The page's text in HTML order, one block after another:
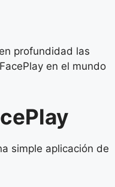
profundidad las
en el mundo
simple aplicación de